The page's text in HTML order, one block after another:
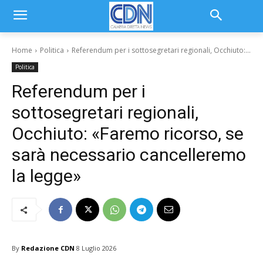
Home Politica Referendum per i sottosegretari regionali, Occhiuto:...
Politica
Referendum per i
sottosegretari regionali,
Occhiuto: «Faremo ricorso, se
sarà necessario cancelleremo
la legge»
By Redazione CDN 8 Luglio 2026